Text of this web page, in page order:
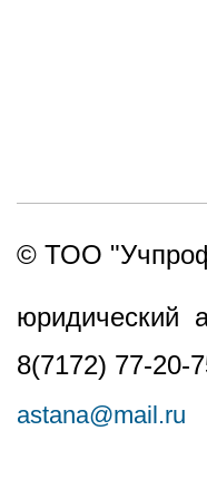
© ТОО
юридический
8(7172) 77-20-
astana@mail.ru